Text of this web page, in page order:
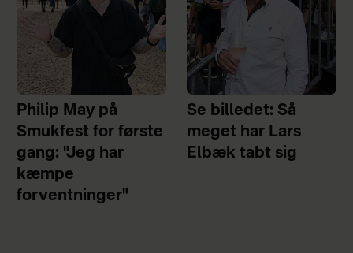
Philip May på
Smukfest for første
gang: "Jeg har
kæmpe
forventninger"
Se billedet: Så
meget har Lars
Elbæk tabt sig